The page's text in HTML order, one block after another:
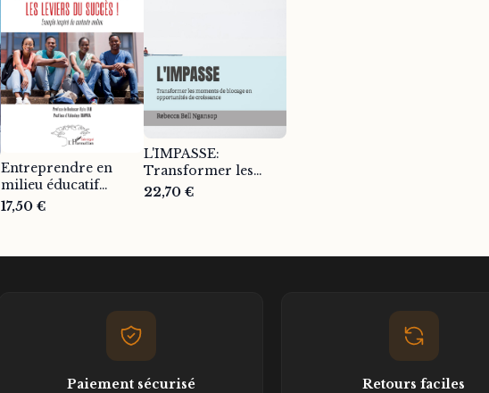
Entreprendre en
milieu éducatif
africain : les leviers
17,50 €
L'IMPASSE:
Transformer les
moments de blocage
22,70 €
Paiement sécurisé Retours faciles